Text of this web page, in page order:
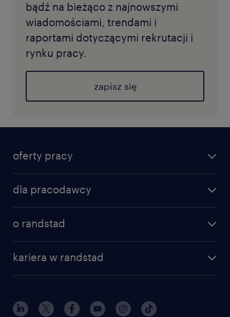
bądź na bieżąco z najnowszymi
wiadomościami, trendami i
raportami dotyczącymi rekrutacji i
rynku pracy.
zapisz się
oferty pracy
dla pracodawcy
o randstad
kariera w randstad